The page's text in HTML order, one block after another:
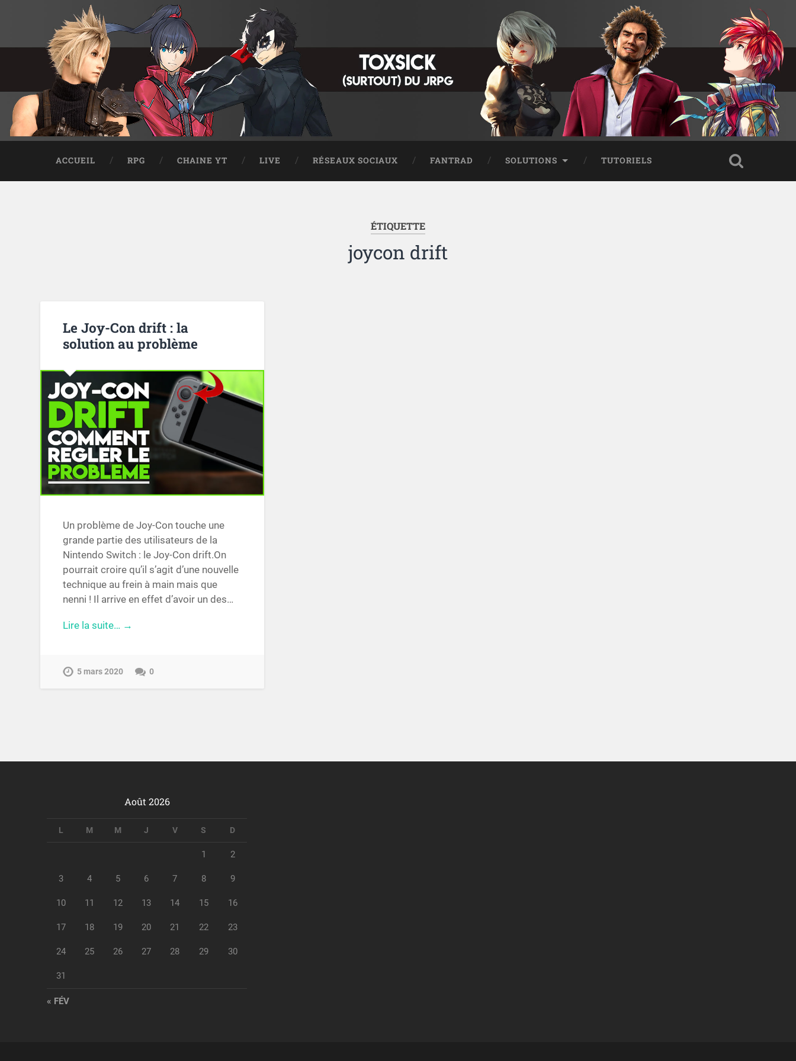
ACCUEIL RPG CHAINE YT LIVE RÉSEAUX SOCIAUX FANTRAD SOLUTIONS TUTORIELS
ÉTIQUETTE
joycon drift
Le Joy-Con drift : la
solution au problème
Un problème de Joy-Con touche une
grande partie des utilisateurs de la
Nintendo Switch : le Joy-Con drift.On
pourrait croire qu’il s’agit d’une nouvelle
technique au frein à main mais que
nenni ! Il arrive en effet d’avoir un des…
Lire la suite… →
5 mars 2020 0
Août 2026
L M M J V S D
1 2
3 4 5 6 7 8 9
10 11 12 13 14 15 16
17 18 19 20 21 22 23
24 25 26 27 28 29 30
31
« FÉV